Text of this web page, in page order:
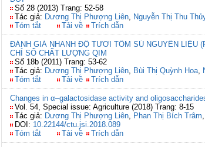
Số 28 (2013) Trang: 52-58
Tác giả: Dương Thị Phượng Liên, Nguyễn Thị Thu
Tóm tắt
Tải về Trích dẫn
ĐÁNH GIÁ NHANH ĐỘ TƯƠI TÔM SÚ NGUYÊN LIỆU
CHỈ SỐ CHẤT LƯỢNG QIM
Số 18b (2011) Trang: 53-62
Tác giả: Dương Thị Phượng Liên, Bùi Thị Quỳnh Hoa,
Tóm tắt
Tải về Trích dẫn
Changes in α–galactosidase activity and
Vol. 54, Special issue: Agriculture (2018) Trang: 8-15
Tác giả: Dương Thị Phượng Liên, Phan Thị Bích Trâm,
DOI: 10.22144/ctu.jsi.2018.089
Tóm tắt
Tải về Trích dẫn